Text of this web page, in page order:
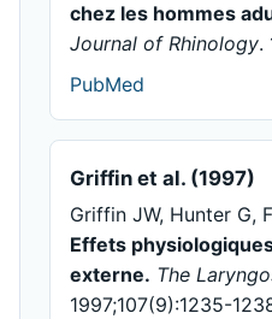
chez les hommes
Journal of Rhinology.
PubMed
Griffin et al. (1997)
Griffin JW, Hunter G,
Effets
externe. The
1997;107(9):1235-